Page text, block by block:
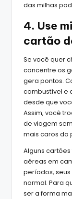
das milhas
4. Use
cartão
Se você quer
concentre os
gera pontos.
combustível e
desde que
Assim, você
de viagem
mais caros do
Alguns
aéreas em
períodos,
normal. Para
ser a forma